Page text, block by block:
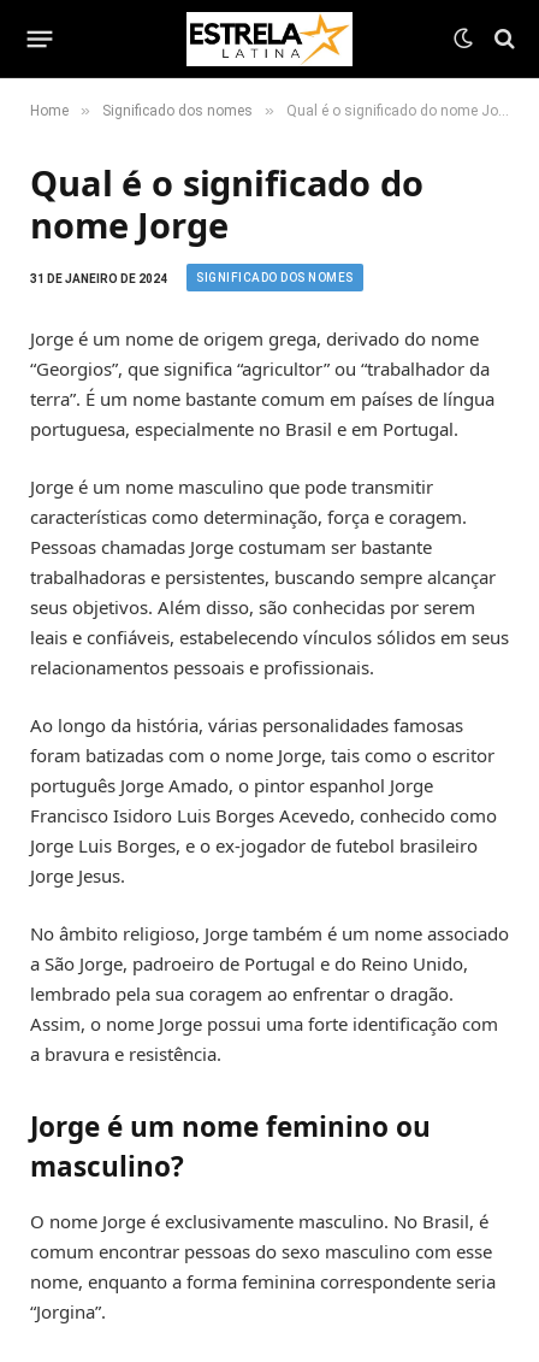
Home » Significado dos nomes » Qual é o significado do nome Jorge
Qual é o significado do
nome Jorge
31 DE JANEIRO DE 2024 SIGNIFICADO DOS NOMES
Jorge é um nome de origem grega, derivado do nome
“Georgios”, que significa “agricultor” ou “trabalhador da
terra”. É um nome bastante comum em países de língua
portuguesa, especialmente no Brasil e em Portugal.
Jorge é um nome masculino que pode transmitir
características como determinação, força e coragem.
Pessoas chamadas Jorge costumam ser bastante
trabalhadoras e persistentes, buscando sempre alcançar
seus objetivos. Além disso, são conhecidas por serem
leais e confiáveis, estabelecendo vínculos sólidos em seus
relacionamentos pessoais e profissionais.
Ao longo da história, várias personalidades famosas
foram batizadas com o nome Jorge, tais como o escritor
português Jorge Amado, o pintor espanhol Jorge
Francisco Isidoro Luis Borges Acevedo, conhecido como
Jorge Luis Borges, e o ex-jogador de futebol brasileiro
Jorge Jesus.
No âmbito religioso, Jorge também é um nome associado
a São Jorge, padroeiro de Portugal e do Reino Unido,
lembrado pela sua coragem ao enfrentar o dragão.
Assim, o nome Jorge possui uma forte identificação com
a bravura e resistência.
Jorge é um nome feminino ou
masculino?
O nome Jorge é exclusivamente masculino. No Brasil, é
comum encontrar pessoas do sexo masculino com esse
nome, enquanto a forma feminina correspondente seria
“Jorgina”.